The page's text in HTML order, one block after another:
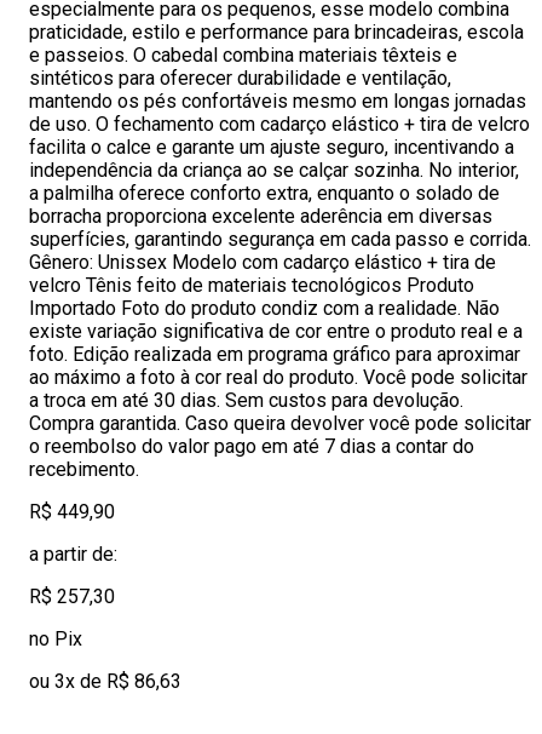
especialmente para os pequenos, esse modelo combina
praticidade, estilo e performance para brincadeiras, escola
e passeios. O cabedal combina materiais têxteis e
sintéticos para oferecer durabilidade e ventilação,
mantendo os pés confortáveis mesmo em longas jornadas
de uso. O fechamento com cadarço elástico + tira de velcro
facilita o calce e garante um ajuste seguro, incentivando a
independência da criança ao se calçar sozinha. No interior,
a palmilha oferece conforto extra, enquanto o solado de
borracha proporciona excelente aderência em diversas
superfícies, garantindo segurança em cada passo e corrida.
Gênero: Unissex Modelo com cadarço elástico + tira de
velcro Tênis feito de materiais tecnológicos Produto
Importado Foto do produto condiz com a realidade. Não
existe variação significativa de cor entre o produto real e a
foto. Edição realizada em programa gráfico para aproximar
ao máximo a foto à cor real do produto. Você pode solicitar
a troca em até 30 dias. Sem custos para devolução.
Compra garantida. Caso queira devolver você pode solicitar
o reembolso do valor pago em até 7 dias a contar do
recebimento.
R$ 449,90
a partir de:
R$ 257,30
no Pix
ou 3x de R$ 86,63